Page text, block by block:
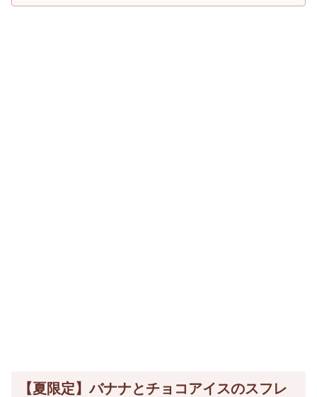
【夏限定】バナナとチョコアイスのスフレ